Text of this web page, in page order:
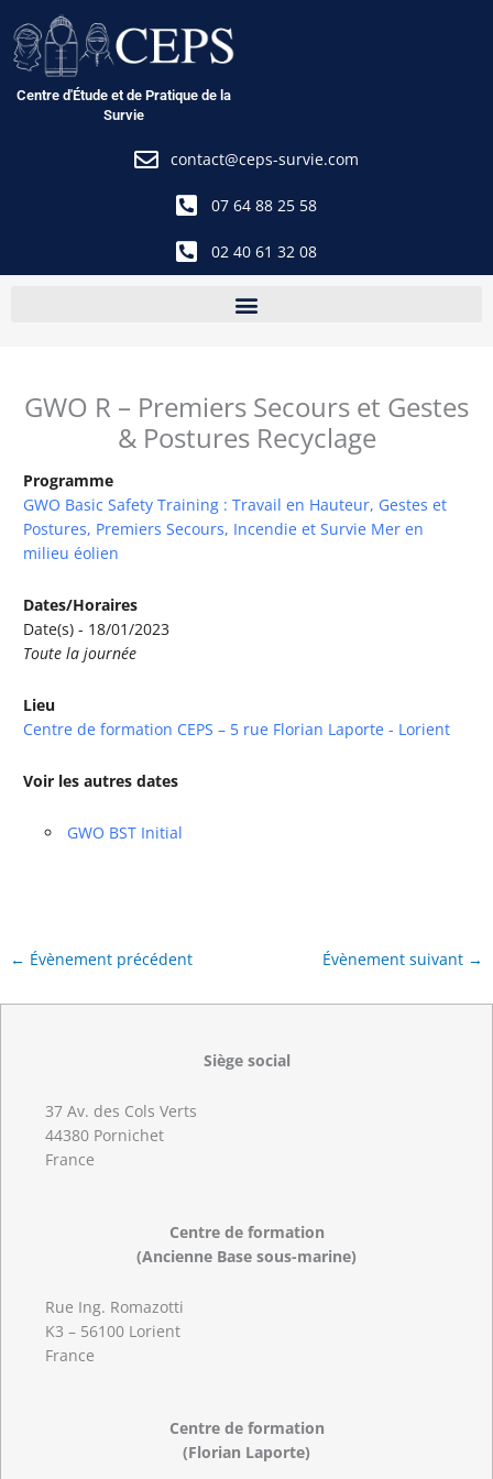
au
contenu
Centre d'Étude et de Pratique de la
Survie
contact@ceps-survie.com
07 64 88 25 58
02 40 61 32 08
GWO R – Premiers Secours et Gestes
& Postures Recyclage
Programme
GWO Basic Safety Training : Travail en Hauteur, Gestes et
Postures, Premiers Secours, Incendie et Survie Mer en
milieu éolien
Dates/Horaires
Date(s) - 18/01/2023
Toute la journée
Lieu
Centre de formation CEPS – 5 rue Florian Laporte - Lorient
Voir les autres dates
GWO BST Initial
← Évènement précédent Évènement suivant →
Siège social
37 Av. des Cols Verts
44380 Pornichet
France
Centre de formation
(Ancienne Base sous-marine)
Rue Ing. Romazotti
K3 – 56100 Lorient
France
Centre de formation
(Florian Laporte)